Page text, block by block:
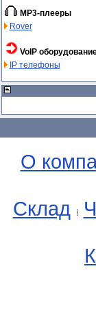
MP3-плееры
Rover
VoIP
IP телефоны
О
Склад